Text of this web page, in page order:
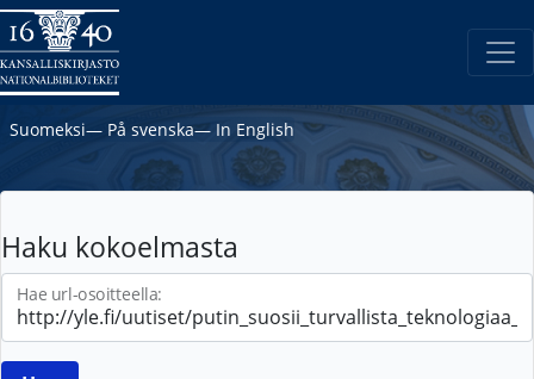
Suomeksi― På svenska― In English
Haku kokoelmasta
Hae url-osoitteella: